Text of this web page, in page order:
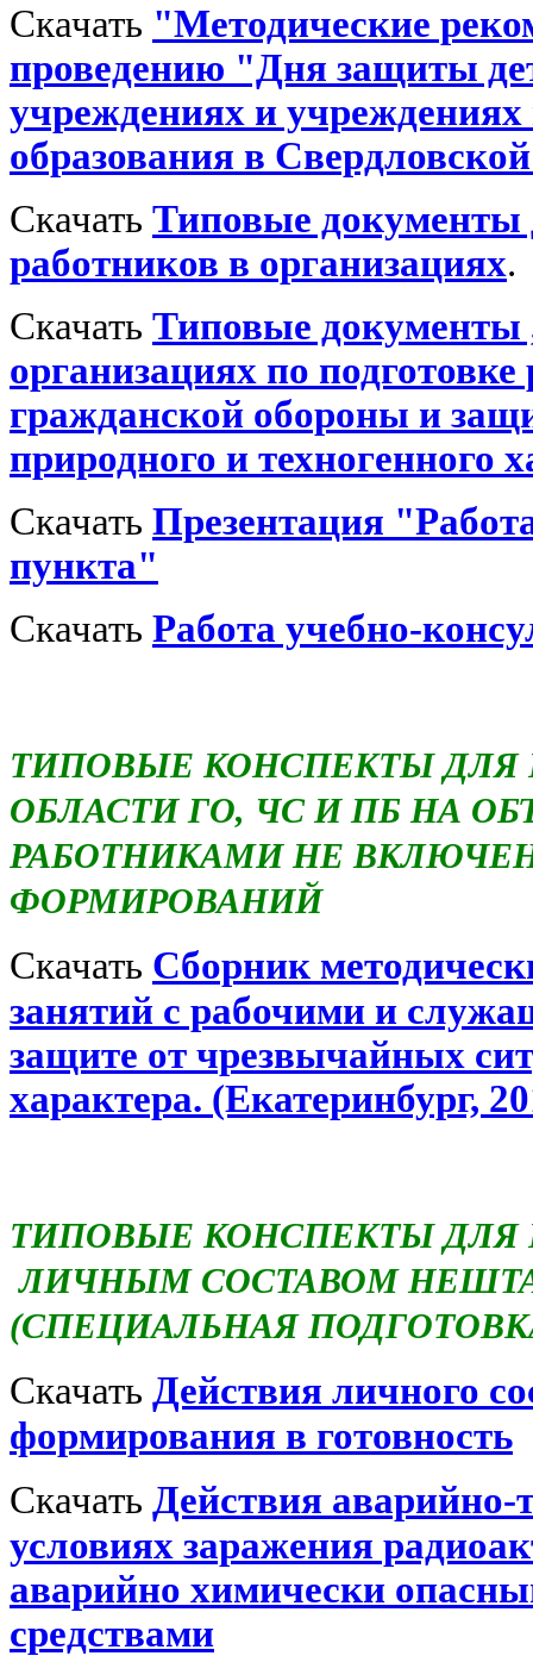
Скачать "Методические
проведению "Дня защиты
учреждениях и
образования в
Скачать Типовые документы
работников в организациях.
Скачать Типовые документы
организациях по
гражданской обороны и
природного и техногенного
Скачать Презентация
пункта"
Скачать Работа учебно-
ТИПОВЫЕ КОНСПЕКТЫ ДЛЯ
ОБЛАСТИ ГО, ЧС И ПБ НА
РАБОТНИКАМИ НЕ
ФОРМИРОВАНИЙ
Скачать Сборник
занятий с рабочими и
защите от чрезвычайных
характера. (Екатеринбург,
ТИПОВЫЕ КОНСПЕКТЫ
ЛИЧНЫМ СОСТАВОМ
(СПЕЦИАЛЬНАЯ
Скачать Действия личного
формирования в готовность
Скачать Действия
условиях заражения
аварийно химически
средствами